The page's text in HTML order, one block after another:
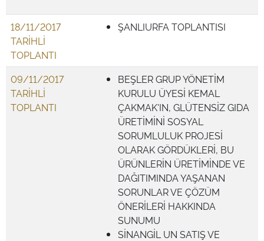
18/11/2017
TARİHLİ
TOPLANTI
ŞANLIURFA TOPLANTISI
09/11/2017
TARİHLİ
TOPLANTI
BEŞLER GRUP YÖNETİM
KURULU ÜYESİ KEMAL
ÇAKMAK'IN, GLÜTENSİZ GIDA
ÜRETİMİNİ SOSYAL
SORUMLULUK PROJESİ
OLARAK GÖRDÜKLERİ, BU
ÜRÜNLERİN ÜRETİMİNDE VE
DAĞITIMINDA YAŞANAN
SORUNLAR VE ÇÖZÜM
ÖNERİLERİ HAKKINDA
SUNUMU
SİNANGİL UN SATIŞ VE